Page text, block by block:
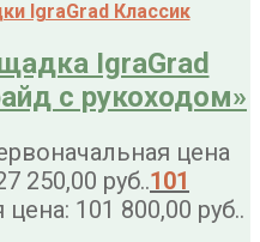
IgraGrad Классик
IgraGrad
с рукоходом»
цена
250,00 руб..101
101 800,00 руб..